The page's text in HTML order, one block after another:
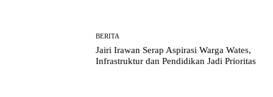
BERITA
Jairi Irawan Serap Aspirasi Warga Wates,
Infrastruktur dan Pendidikan Jadi Prioritas